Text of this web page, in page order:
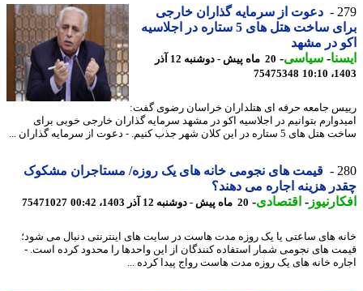
دعوت از سرمایه گذاران خارجی
برای ساخت هتل های 5 ستاره در اجلاسیه
در مشهد
-سیاسی-
20 ماه پیش - دوشنبه 12 آذر
75475348
جامعه حرفه ای هتلداران خراسان رضوی گفت:
بتوانیم در اجلاسیه اکو در مشهد سرمایه گذاران خارجی خوبی برای
در این کلان شهر جذب کنیم. - دعوت از سرمایه گذاران ...
قیمت های نجومی خانه های یک روزه/ مستاجران مشکوک
هزینه اجاره می دهند؟
-اقتصادی-20 ماه پیش - دوشنبه 12 آذر 1403، 00:42 75471027
های ساعتی یا یک روزه مدت هاست در سایت های اینترنتی دنبال می شود؛
های نجومی شمار استفاده کنندگان از این واحدها را محدود کرده است. -
خانه های یک روزه مدت هاست رواج پیدا کرده ...